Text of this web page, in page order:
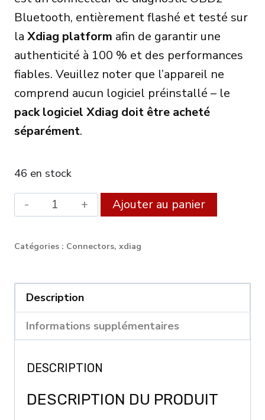
Bluetooth, entièrement flashé et testé sur
la Xdiag platform afin de garantir une
authenticité à 100 % et des performances
fiables. Veuillez noter que l’appareil ne
comprend aucun logiciel préinstallé – le
pack logiciel Xdiag doit être acheté
séparément.
46 en stock
quantité
de
Launch
DBSCAR7
Bluetooth
OBD2
Supports
CAN
FD
Ajouter au panier
Catégories : Connectors, xdiag
Description
Informations supplémentaires
DESCRIPTION
DESCRIPTION DU PRODUIT